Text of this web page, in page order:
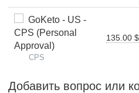
GoKeto - US -
CPS (Personal
Approval)
CPS
135.00 $
Добавить вопрос или